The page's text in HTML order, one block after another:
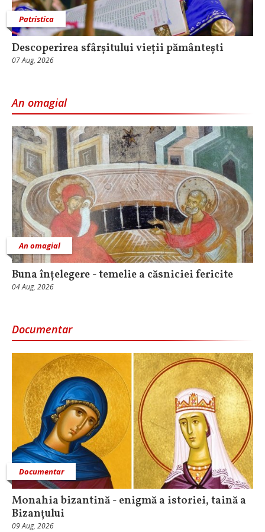
Patristica
Descoperirea sfârșitului vieții pământești
07 Aug, 2026
An omagial
An omagial
Buna înțelegere - temelie a căsniciei fericite
04 Aug, 2026
Documentar
Documentar
Monahia bizantină - enigmă a istoriei, taină a
Bizanțului
09 Aug, 2026